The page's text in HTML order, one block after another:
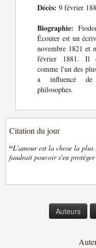
Décès: 9 février
Biographie:
Écouter est un
novembre 1821 et
février 1881. Il
comme l'un des
a influencé de
philosophes.
Citation du jour
“L'amour est la chose la
faudrait pouvoir s'en protéger
Auteurs